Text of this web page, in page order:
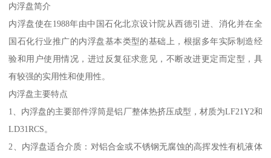
内浮盘简介
内浮盘使在1988年由中国石化北京设计院从西德引进、消化并在全
国石化行业推广的内浮盘基本类型的基础上，根据多年实际制造经
验和用户使用情况，进过反复征求意见，不断改进更定而定型，具
有较强的实用性和使用性。
内浮盘主要特点
1、内浮盘的主要部件浮筒是铝厂整体热挤压成型，材质为LF21Y2和
LD31RCS。
2、内浮盘适合介质：对铝合金或不锈钢无腐蚀的高挥发性有机液体